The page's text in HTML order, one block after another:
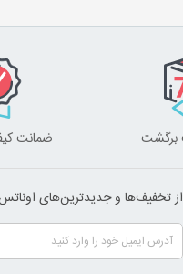
ضمانت
از تخفیف‌ها و جدیدترین‌های